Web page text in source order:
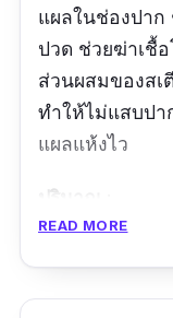
แผลในช่องปาก
ปวด ช่วยฆ่าเชื้
ส่วนผสมของสเ
ทำให้ไม่แสบปา
แผลแห้งไว
ปริมาณ
ใช้ได้ผลดีม
READ MORE